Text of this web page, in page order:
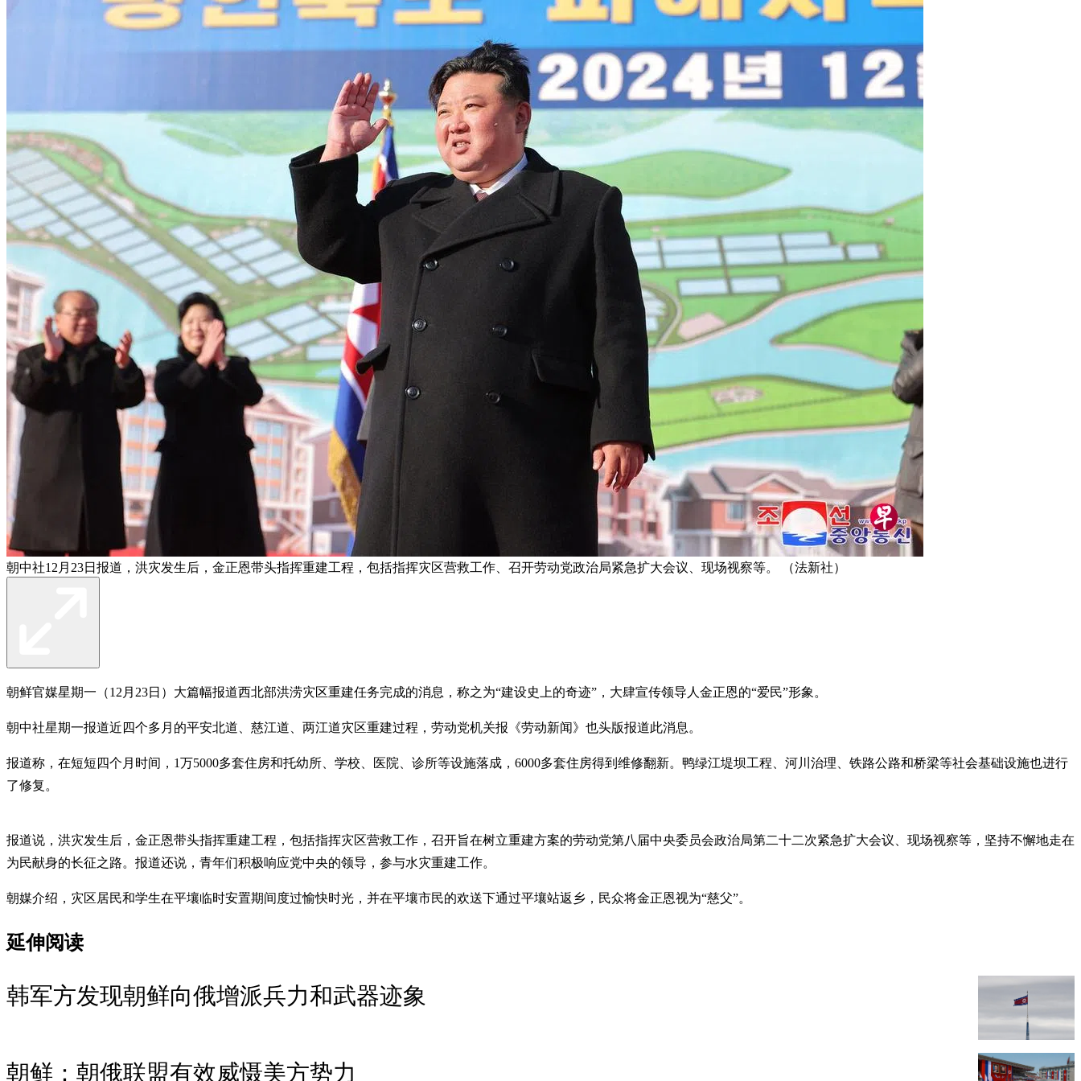
朝中社12月23日报道，洪灾发生后，金正恩带头指挥重建工程，包括指挥灾区营救工作、召开劳动党政治局紧急扩大会议、现场视察等。 （法新社）
朝鲜官媒星期一（12月23日）大篇幅报道西北部洪涝灾区重建任务完成的消息，称之为“建设史上的奇迹”，大肆宣传领导人金正恩的“爱民”形象。
朝中社星期一报道近四个多月的平安北道、慈江道、两江道灾区重建过程，劳动党机关报《劳动新闻》也头版报道此消息。
报道称，在短短四个月时间，1万5000多套住房和托幼所、学校、医院、诊所等设施落成，6000多套住房得到维修翻新。鸭绿江堤坝工程、河川治理、铁路公路和桥梁等社会基础设施也进行
了修复。
报道说，洪灾发生后，金正恩带头指挥重建工程，包括指挥灾区营救工作，召开旨在树立重建方案的劳动党第八届中央委员会政治局第二十二次紧急扩大会议、现场视察等，坚持不懈地走在
为民献身的长征之路。报道还说，青年们积极响应党中央的领导，参与水灾重建工作。
朝媒介绍，灾区居民和学生在平壤临时安置期间度过愉快时光，并在平壤市民的欢送下通过平壤站返乡，民众将金正恩视为“慈父”。
延伸阅读
韩军方发现朝鲜向俄增派兵力和武器迹象
朝鲜：朝俄联盟有效威慑美方势力